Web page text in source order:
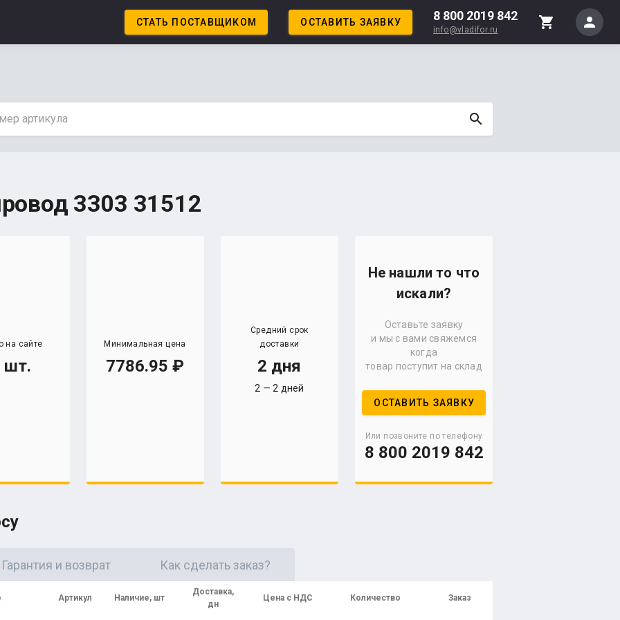
СТАТЬ ПОСТАВЩИКОМ ОСТАВИТЬ ЗАЯВКУ 8 800 2019 842
info@vladifor.ru shopping_cart person
search
3303 31512
на сайте
шт.
Минимальная цена
7786.95
Средний срок
доставки
2 дня
2 — 2 дней
Не нашли то что
искали?
Оставьте заявку
и мы с вами свяжемся
когда
товар поступит на склад
ОСТАВИТЬ ЗАЯВКУ
Или позвоните по телефону
8 800 2019 842
Гарантия и возврат Как сделать заказ?
Артикул Наличие, шт
Доставка,
дн
Цена с НДС Количество Заказ